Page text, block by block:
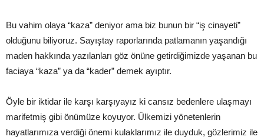
Bu vahim olaya “kaza” deniyor ama biz bunun bir “iş cinayeti”
olduğunu biliyoruz. Sayıştay raporlarında patlamanın yaşandığı
maden hakkında yazılanları göz önüne getirdiğimizde yaşanan bu
faciaya “kaza” ya da “kader” demek ayıptır.
Öyle bir iktidar ile karşı karşıyayız ki cansız bedenlere ulaşmayı
marifetmiş gibi önümüze koyuyor. Ülkemizi yönetenlerin
hayatlarımıza verdiği önemi kulaklarımız ile duyduk, gözlerimiz ile